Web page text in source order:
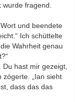
fragend.
und beendete
Ich schüttelte
Wahrheit genau
hast mir gezeigt,
„Ian sieht
dass das das